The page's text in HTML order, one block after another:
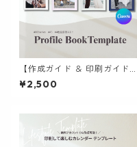
【作成ガイド ＆ 印刷ガイド付
き】 Canvaで作れる 結婚式
プロフィールブック テンプレ
¥2,500